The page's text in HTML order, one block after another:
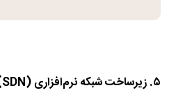
۵. زیرساخت شبکه نرم‌افزاری (SDN)